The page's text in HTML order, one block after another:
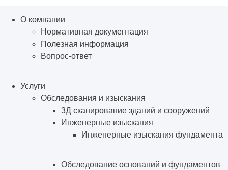
О компании
Нормативная документация
Полезная информация
Вопрос-ответ
Услуги
Обследования и изыскания
3Д сканирование зданий и сооружений
Инженерные изыскания
Инженерные изыскания фундамента
Обследование оснований и фундаментов